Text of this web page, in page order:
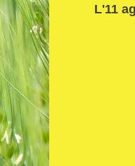
L'11